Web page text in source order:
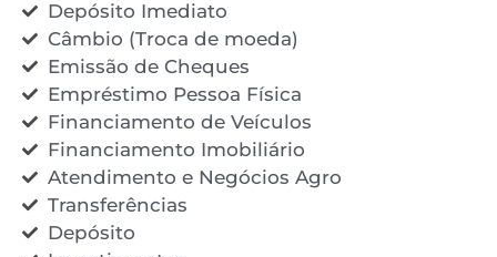
Depósito Imediato
Câmbio (Troca de moeda)
Emissão de Cheques
Empréstimo Pessoa Física
Financiamento de Veículos
Financiamento Imobiliário
Atendimento e Negócios Agro
Transferências
Depósito